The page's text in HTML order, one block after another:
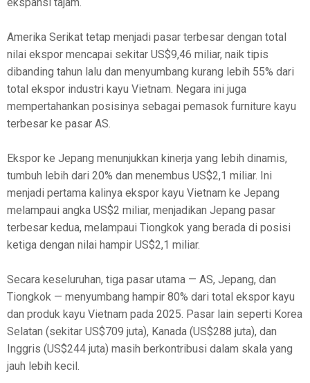
ekspansi tajam.
Amerika Serikat tetap menjadi pasar terbesar dengan total
nilai ekspor mencapai sekitar US$9,46 miliar, naik tipis
dibanding tahun lalu dan menyumbang kurang lebih 55% dari
total ekspor industri kayu Vietnam. Negara ini juga
mempertahankan posisinya sebagai pemasok furniture kayu
terbesar ke pasar AS.
Ekspor ke Jepang menunjukkan kinerja yang lebih dinamis,
tumbuh lebih dari 20% dan menembus US$2,1 miliar. Ini
menjadi pertama kalinya ekspor kayu Vietnam ke Jepang
melampaui angka US$2 miliar, menjadikan Jepang pasar
terbesar kedua, melampaui Tiongkok yang berada di posisi
ketiga dengan nilai hampir US$2,1 miliar.
Secara keseluruhan, tiga pasar utama — AS, Jepang, dan
Tiongkok — menyumbang hampir 80% dari total ekspor kayu
dan produk kayu Vietnam pada 2025. Pasar lain seperti Korea
Selatan (sekitar US$709 juta), Kanada (US$288 juta), dan
Inggris (US$244 juta) masih berkontribusi dalam skala yang
jauh lebih kecil.